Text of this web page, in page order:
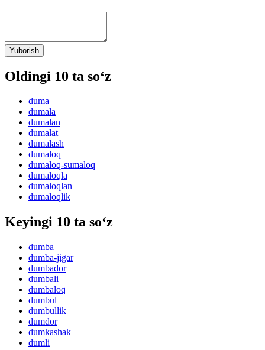
Yuborish
Oldingi 10 ta so‘z
duma
dumala
dumalan
dumalat
dumalash
dumaloq
dumaloq-sumaloq
dumaloqla
dumaloqlan
dumaloqlik
Keyingi 10 ta so‘z
dumba
dumba-jigar
dumbador
dumbali
dumbaloq
dumbul
dumbullik
dumdor
dumkashak
dumli